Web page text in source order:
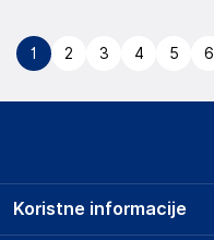
1 2 3 4 5 6
Koristne informacije